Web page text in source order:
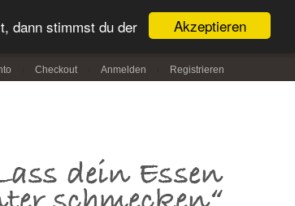
Akzeptieren
dann stimmst du der
Checkout Anmelden Registrieren